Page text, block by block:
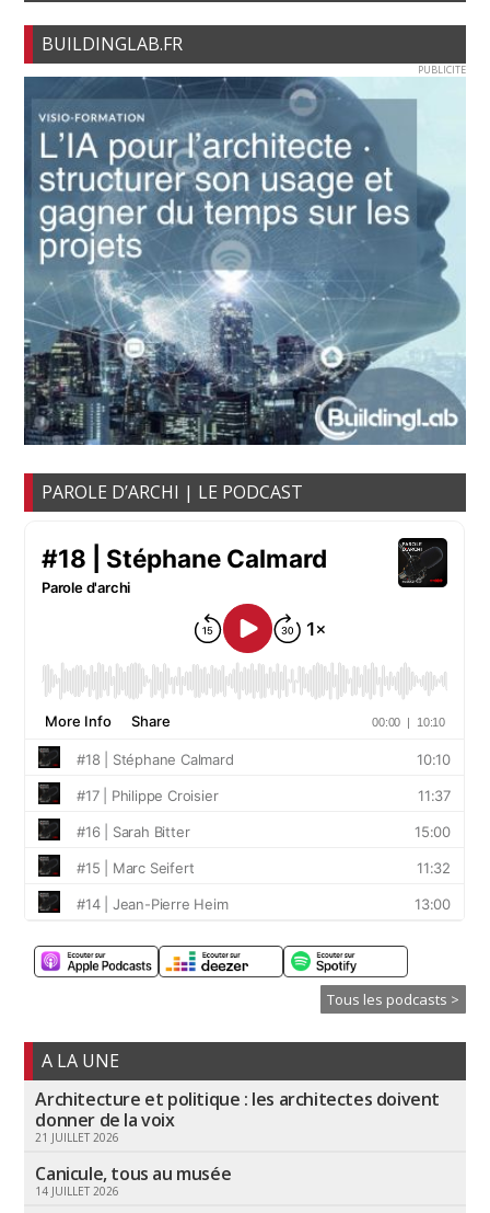
BUILDINGLAB.FR
PUBLICITE
PAROLE D’ARCHI | LE PODCAST
Tous les podcasts >
A LA UNE
Architecture et politique : les architectes doivent
donner de la voix
21 JUILLET 2026
Canicule, tous au musée
14 JUILLET 2026